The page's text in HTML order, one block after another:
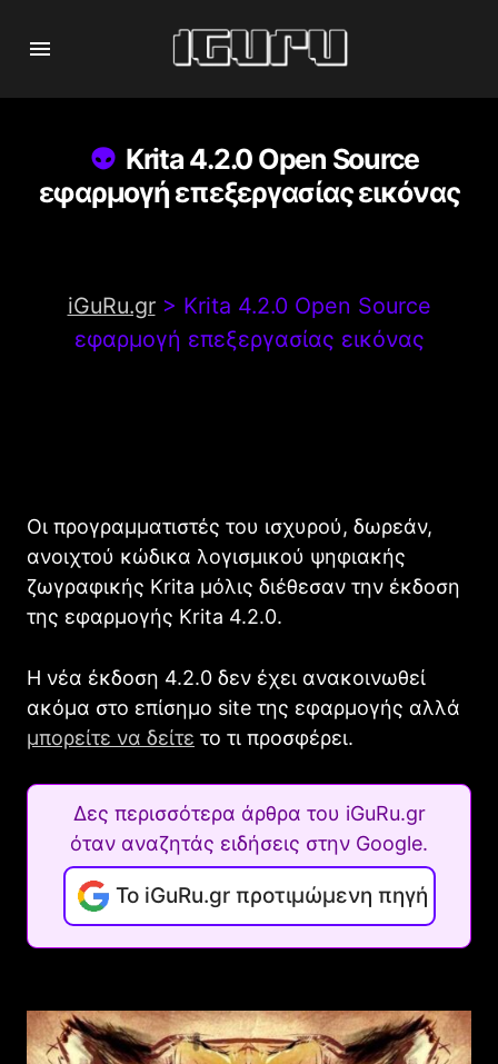
Krita 4.2.0 Open Source
εφαρμογή επεξεργασίας εικόνας
iGuRu.gr> Krita 4.2.0 Open Source
εφαρμογή επεξεργασίας εικόνας
Οι προγραμματιστές του ισχυρού, δωρεάν,
ανοιχτού κώδικα λογισμικού ψηφιακής
ζωγραφικής Krita μόλις διέθεσαν την έκδοση
της εφαρμογής Krita 4.2.0.
Η νέα έκδοση 4.2.0 δεν έχει ανακοινωθεί
ακόμα στο επίσημο site της εφαρμογής αλλά
μπορείτε να δείτε το τι προσφέρει.
Δες περισσότερα άρθρα του iGuRu.gr
όταν αναζητάς ειδήσεις στην Google.
Το iGuRu.gr προτιμώμενη πηγή